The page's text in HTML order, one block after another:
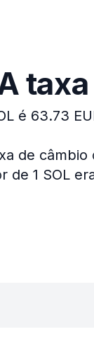
é 63.73
de câmbio
de 1 SOL